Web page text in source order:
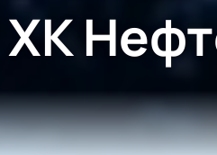
ХК